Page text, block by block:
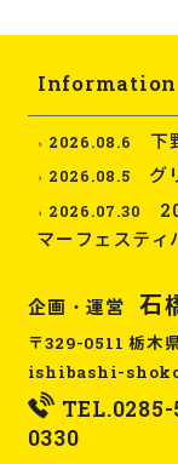
Information
2026.08.6 下
2026.08.5 グ
2026.07.30
マーフェスティ
企画・運営 石
〒329-0511 栃木
ishibashi-
TEL.
0330